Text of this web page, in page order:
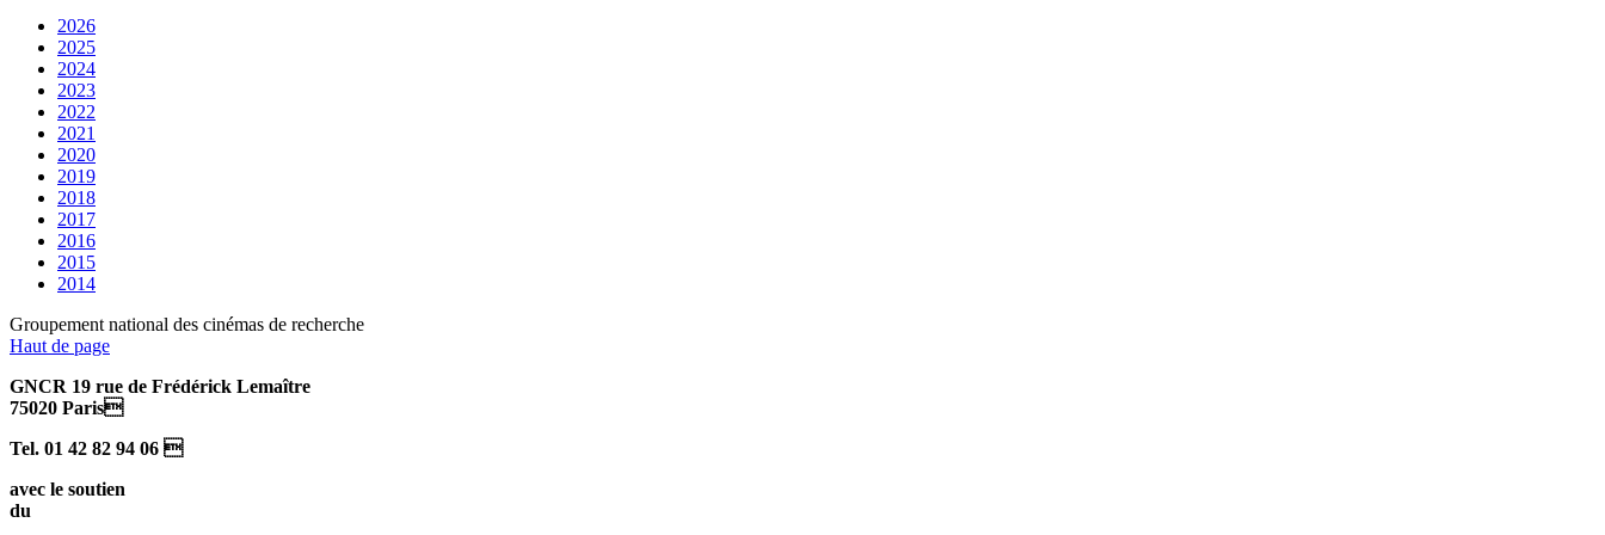
2026
2025
2024
2023
2022
2021
2020
2019
2018
2017
2016
2015
2014
Groupement national des cinémas de recherche
Haut de page
GNCR 19 rue de Frédérick Lemaître
75020 Paris
Tel. 01 42 82 94 06 
avec le soutien
du